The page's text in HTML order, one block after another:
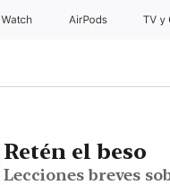
Watch AirPods TV &
Retén el beso
Lecciones breves